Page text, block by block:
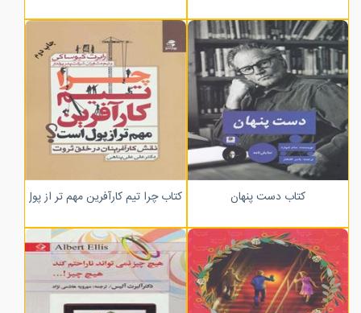
کتاب دست پنهان کتاب چرا تیم کارآفرین مهم تر از پول